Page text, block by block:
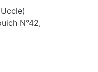
N°42,